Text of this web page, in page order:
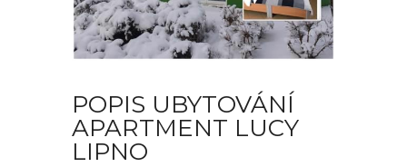
POPIS UBYTOVÁNÍ
APARTMENT LUCY
LIPNO